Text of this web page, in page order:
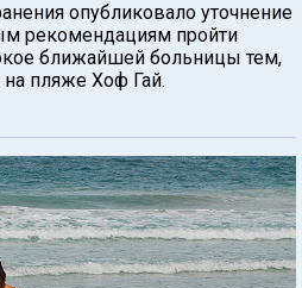
опубликовало уточнение
рекомендациям пройти
ближайшей больницы тем,
пляже Хоф Гай.